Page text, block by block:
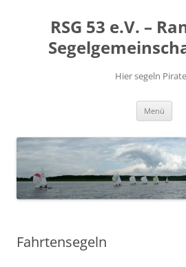
RSG 53 e.V. –
Hier segeln
Menü
Fahrtensegeln